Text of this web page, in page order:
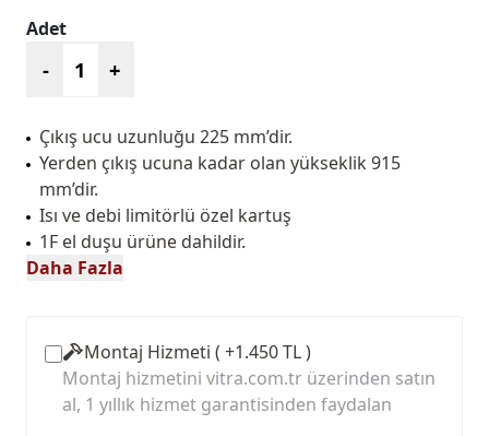
Adet
- +
Çıkış ucu uzunluğu 225 mm’dir.
Yerden çıkış ucuna kadar olan yükseklik 915
mm’dir.
Isı ve debi limitörlü özel kartuş
1F el duşu ürüne dahildir.
Daha Fazla
Montaj Hizmeti ( +1.450 TL )
Montaj hizmetini vitra.com.tr üzerinden satın
al, 1 yıllık hizmet garantisinden faydalan